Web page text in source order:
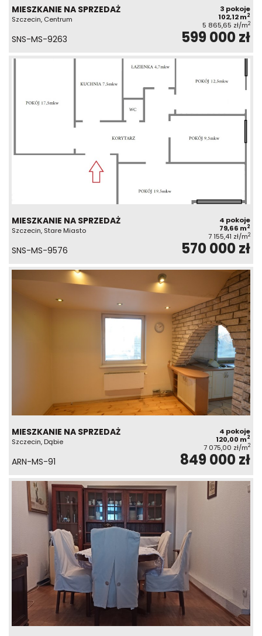
MIESZKANIE NA SPRZEDAŻ
Szczecin, Centrum
3 pokoje
102,12 m2
5 865,65 zł/m2
SNS-MS-9263 599 000 zł
MIESZKANIE NA SPRZEDAŻ
Szczecin, Stare Miasto
4 pokoje
79,66 m2
7 155,41 zł/m2
SNS-MS-9576 570 000 zł
MIESZKANIE NA SPRZEDAŻ
Szczecin, Dąbie
4 pokoje
120,00 m2
7 075,00 zł/m2
ARN-MS-91 849 000 zł